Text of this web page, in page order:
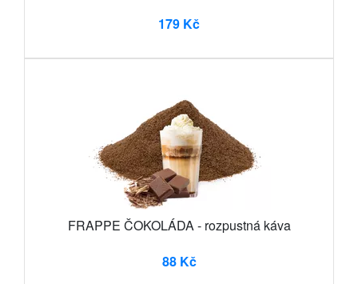
179 Kč
FRAPPE ČOKOLÁDA - rozpustná káva
88 Kč